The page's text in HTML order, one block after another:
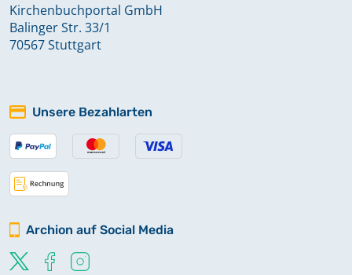
Kirchenbuchportal GmbH
Balinger Str. 33/1
70567 Stuttgart
Unsere Bezahlarten
Archion auf Social Media